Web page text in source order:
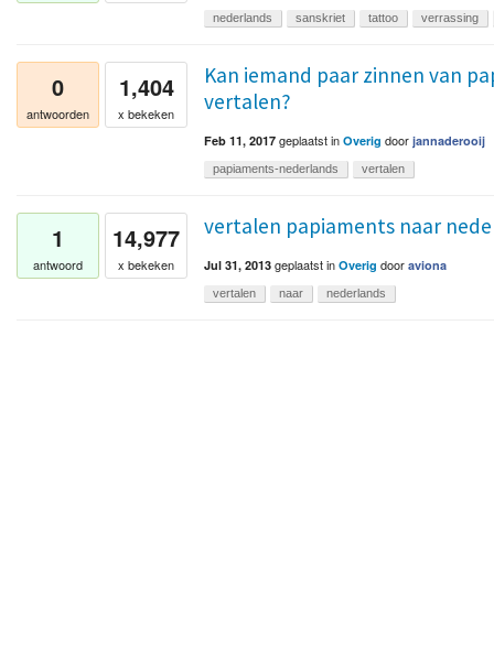
nederlands sanskriet tattoo verrassing
0
antwoorden
1,404
x bekeken
Kan iemand paar zinnen van
vertalen?
Feb 11, 2017 geplaatstin Overig door jannaderooij
papiaments-nederlands vertalen
1
antwoord
14,977
x bekeken
vertalen papiaments naar
Jul 31, 2013 geplaatstin Overig door aviona
vertalen naar nederlands